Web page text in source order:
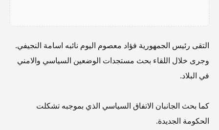
التقى رئيس الجمهورية فؤاد معصوم اليوم نائبه اسامة النجيفي.
وجرى خلال اللقاء بحث مستجدات الوضعين السياسي والامني
في البلاد.
كما بحث الجانبان الاتفاق السياسي الذي بموجبه تشكلت
الحكومة الجديدة.